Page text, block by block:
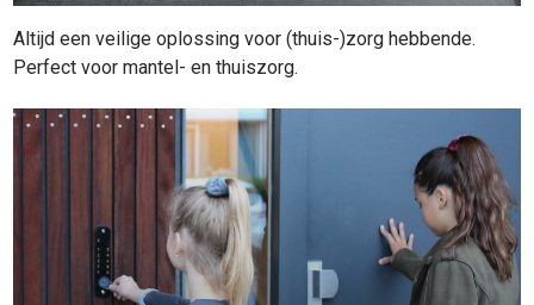
Altijd een veilige oplossing voor (thuis-)zorg hebbende.
Perfect voor mantel- en thuiszorg.